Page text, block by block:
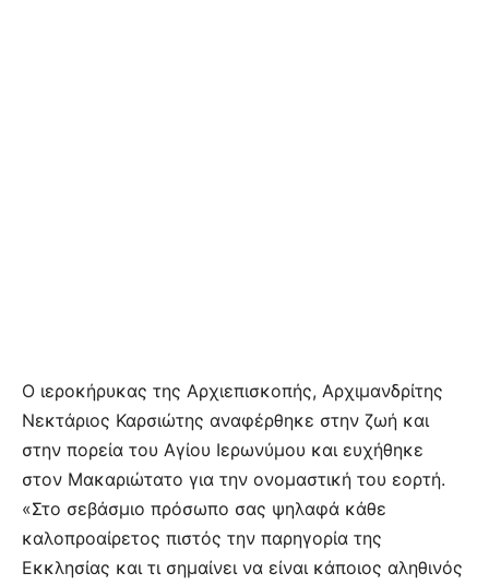
Ο ιεροκήρυκας της Αρχιεπισκοπής, Αρχιμανδρίτης
Νεκτάριος Καρσιώτης αναφέρθηκε στην ζωή και
στην πορεία του Αγίου Ιερωνύμου και ευχήθηκε
στον Μακαριώτατο για την ονομαστική του εορτή.
«Στο σεβάσμιο πρόσωπο σας ψηλαφά κάθε
καλοπροαίρετος πιστός την παρηγορία της
Εκκλησίας και τι σημαίνει να είναι κάποιος αληθινός